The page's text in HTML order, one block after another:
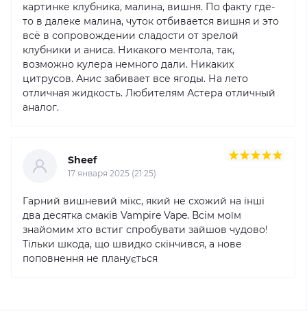
картинке клубника, малина, вишня. По факту где-
то в далеке малина, чуток отбивается вишня и это
всё в сопровождении сладости от зрелой
клубники и аниса. Никакого ментола, так,
возможно кулера немного дали. Никаких
цитрусов. Анис забивает все ягоды. На лето
отличная жидкость. Любителям Астера отличный
аналог.
Sheef
17 января 2025 (21:25)
Гарний вишневий мікс, який не схожий на інші
два десяткa смаків Vampire Vape. Всім моїм
знайомим хто встиг спробувати зайшов чудово!
Тільки шкода, що швидко скінчився, а нове
поповнення не планується